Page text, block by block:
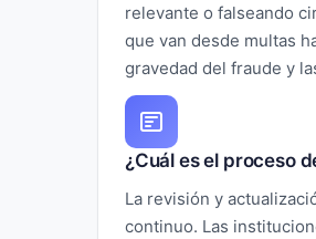
relevante o falseando
que van desde multas
gravedad del fraude y
¿Cuál es el proceso
La revisión y
continuo. Las